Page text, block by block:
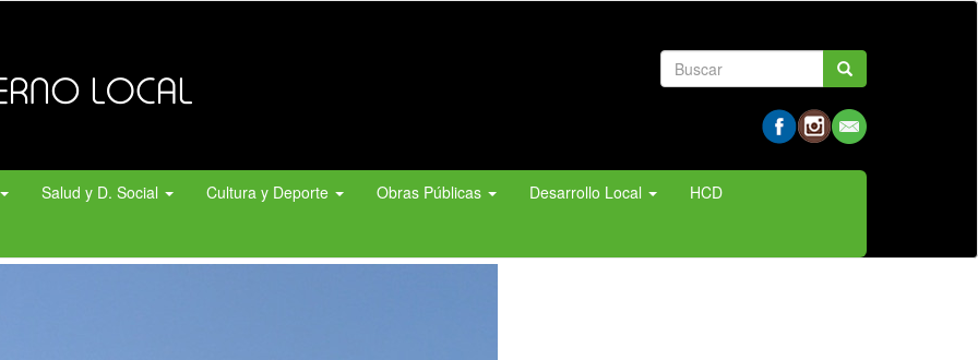
Formulario
búsqueda
Salud y D. Social Cultura y Deporte Obras Públicas Desarrollo Local
HCD